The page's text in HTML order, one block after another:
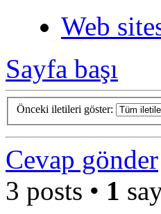
Web
Sayfa başı
Önceki iletileri göster:
Cevap gönder
3 posts • 1